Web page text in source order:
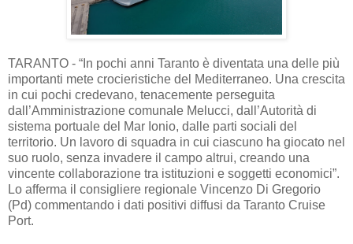
TARANTO - “In pochi anni Taranto è diventata una delle più
importanti mete crocieristiche del Mediterraneo. Una crescita
in cui pochi credevano, tenacemente perseguita
dall’Amministrazione comunale Melucci, dall’Autorità di
sistema portuale del Mar Ionio, dalle parti sociali del
territorio. Un lavoro di squadra in cui ciascuno ha giocato nel
suo ruolo, senza invadere il campo altrui, creando una
vincente collaborazione tra istituzioni e soggetti economici”.
Lo afferma il consigliere regionale Vincenzo Di Gregorio
(Pd) commentando i dati positivi diffusi da Taranto Cruise
Port.